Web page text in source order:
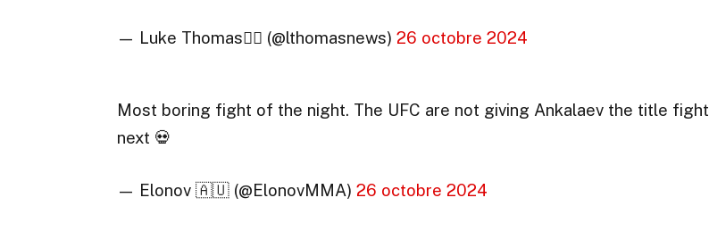
— Luke Thomas🏋️‍♀️ (@lthomasnews) 26 octobre 2024
Most boring fight of the night. The UFC are not giving Ankalaev the title fight
next 💀
— Elonov 🇦🇺 (@ElonovMMA) 26 octobre 2024